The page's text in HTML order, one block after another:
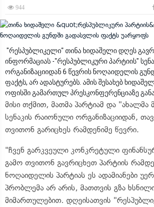
944
"რესპუბლიკელი" თინა ხიდაშელი დღეს
ინფორმაციას -"რესპუბლიკური პარტიის"
ორგანიზაციიდან 6 წევრის ნოღაიდელის
ფაქტს, არ ადასტურებს. ამის შესახებ
ოფისში გამართულ პრესკონფერენციაზე
მისი თქმით, მათმა პარტიამ და "ახალმა
სენაკის რაიონული ორგანიზაციიდან,
თვითონ გარიცხეს რამდენიმე წევრი.
"ჩვენ გარკვეული კონკრეტული
გამო თვითონ გავრიცხეთ პარტიის
ნოღაიდელის პარტიას ეს ადამიანები
პრობლემა არ არის, მათთვის გზა
მიმართულებით. დღეისათვის